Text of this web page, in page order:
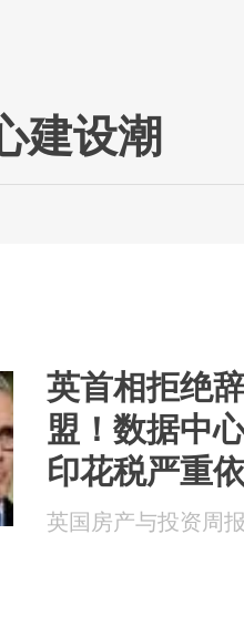
建设潮
英首相拒绝
盟！数据中
印花税严重
英国房产与投资周